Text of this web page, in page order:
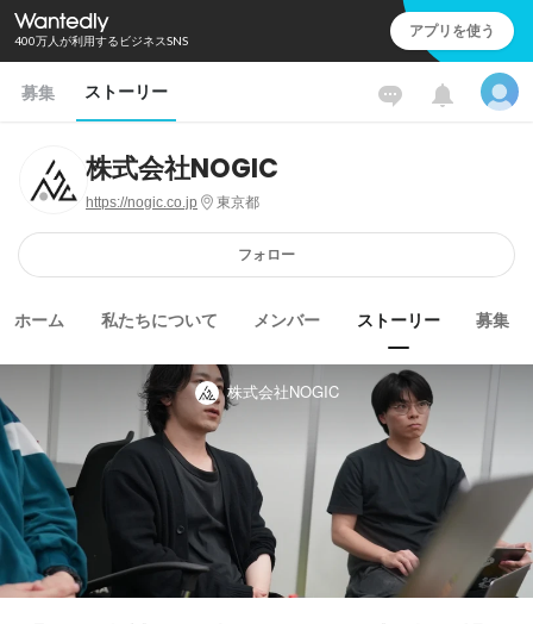
400万人が利用するビジネスSNS アプリを使う
募集 ストーリー
株式会社NOGIC
https://nogic.co.jp 東京都
フォロー
ホーム 私たちについて メンバー ストーリー 募集
株式会社NOGIC